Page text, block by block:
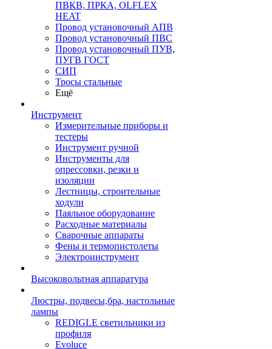
ПВКВ, ПРКА, OLFLEX
HEAT
Провод установочный АПВ
Провод установочный ПВС
Провод установочный ПУВ,
ПУГВ ГОСТ
СИП
Тросы стальные
Ещё
Инструмент
Измерительные приборы и
тестеры
Инструмент ручной
Инструменты для
опрессовки, резки и
изоляции
Лестницы, строительные
ходули
Паяльное оборудование
Расходные материалы
Сварочные аппараты
Фены и термопистолеты
Электроинструмент
Высоковольтная аппаратура
Люстры, подвесы,бра, настольные
лампы
REDIGLE светильники из
профиля
Evoluce